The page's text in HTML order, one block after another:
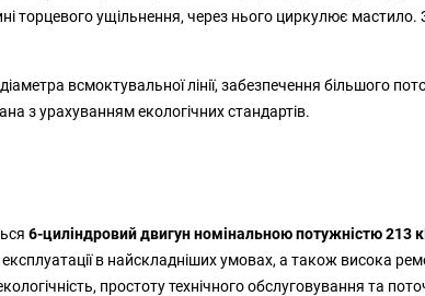
торцевого ущільнення, через нього циркулює
всмоктувальної лінії, забезпечення більшого
з урахуванням екологічних стандартів.
6-циліндровий двигун номінальною потужністю 213
в найскладніших умовах, а також висока
простоту технічного обслуговування та